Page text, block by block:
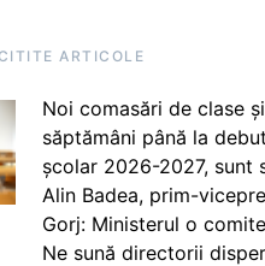
ARTICOLE
Noi comasări de clase
săptămâni până la
școlar 2026-2027, sunt
Alin Badea, prim-
Gorj: Ministerul o
Ne sună directorii